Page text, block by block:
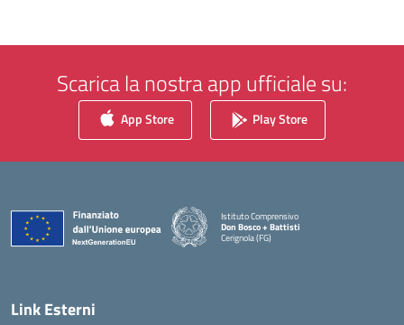
Scarica la nostra app ufficiale su:
App Store Play Store
Istituto Comprensivo
Don Bosco + Battisti
Cerignola (FG)
— Visita la pagina iniziale della scuola
Link Esterni